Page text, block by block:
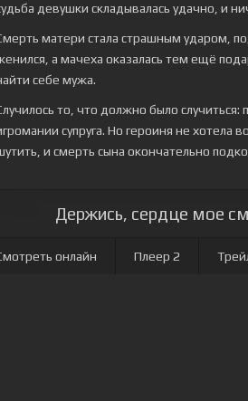
девушки складывалась удачно, и
матери стала страшным ударом,
а мачеха оказалась тем ещё
себе мужа.
то, что должно было
супруга. Но героиня не
и смерть сына окончательно
Держись, сердце мое
онлайн Плеер 2